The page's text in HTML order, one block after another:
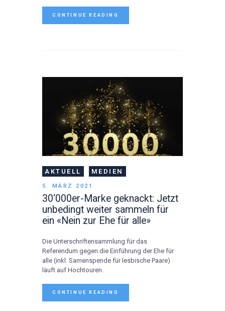
CONTINUE READING
AKTUELL MEDIEN
5. MÄRZ 2021
30‘000er-Marke geknackt: Jetzt
unbedingt weiter sammeln für
ein «Nein zur Ehe für alle»
Die Unterschriftensammlung für das
Referendum gegen die Einführung der Ehe für
alle (inkl. Samenspende für lesbische Paare)
läuft auf Hochtouren.
CONTINUE READING